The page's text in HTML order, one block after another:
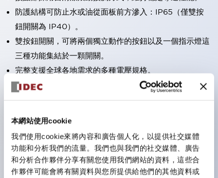
本網站使用cookie
我們使用cookie來將內容和廣告個人化，以提供社交媒體
功能和分析我們的流量。我們也與我們的社交媒體、廣告
和分析合作夥伴分享有關您使用我們網站的資料，這些合
作夥伴可能會將有關資料與您所提供給他們的其他資料或
防護結構可防止水或油從面板前方滲入：IP65（僅雙按
鈕開關為 IP40）。
雙按鈕開關，可將兩個獨立動作的按鈕以及一個指示燈這
三種功能集結於一顆開關。
完整支援全球各地需求的多種電壓規格。
一顆 LED 燈泡即可呈現六種顏色（LSRD 燈泡）。以往
需分色管理的 LED 燈泡，如今可用單一顆燈泡呈現多種
可清楚辨識正方平頭形指示燈的亮燈/熄燈狀態，以及點
燈時的顏色識別。
符合 ISO 3864-4 安全色規範：在危險或緊急狀況下，